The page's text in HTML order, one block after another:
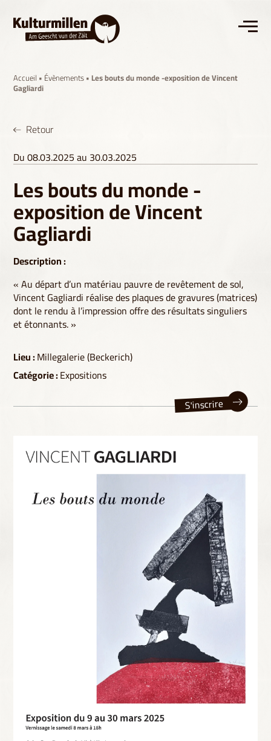
Accueil • Évènements• Les bouts du monde -exposition de Vincent
Gagliardi
Retour
Du 08.03.2025 au 30.03.2025
Les bouts du monde -
exposition de Vincent
Gagliardi
Description :
« Au départ d’un matériau pauvre de revêtement de sol,
Vincent Gagliardi réalise des plaques de gravures (matrices)
dont le rendu à l’impression offre des résultats singuliers
et étonnants. »
Lieu :Millegalerie (Beckerich)
Catégorie :Expositions
S'inscrire